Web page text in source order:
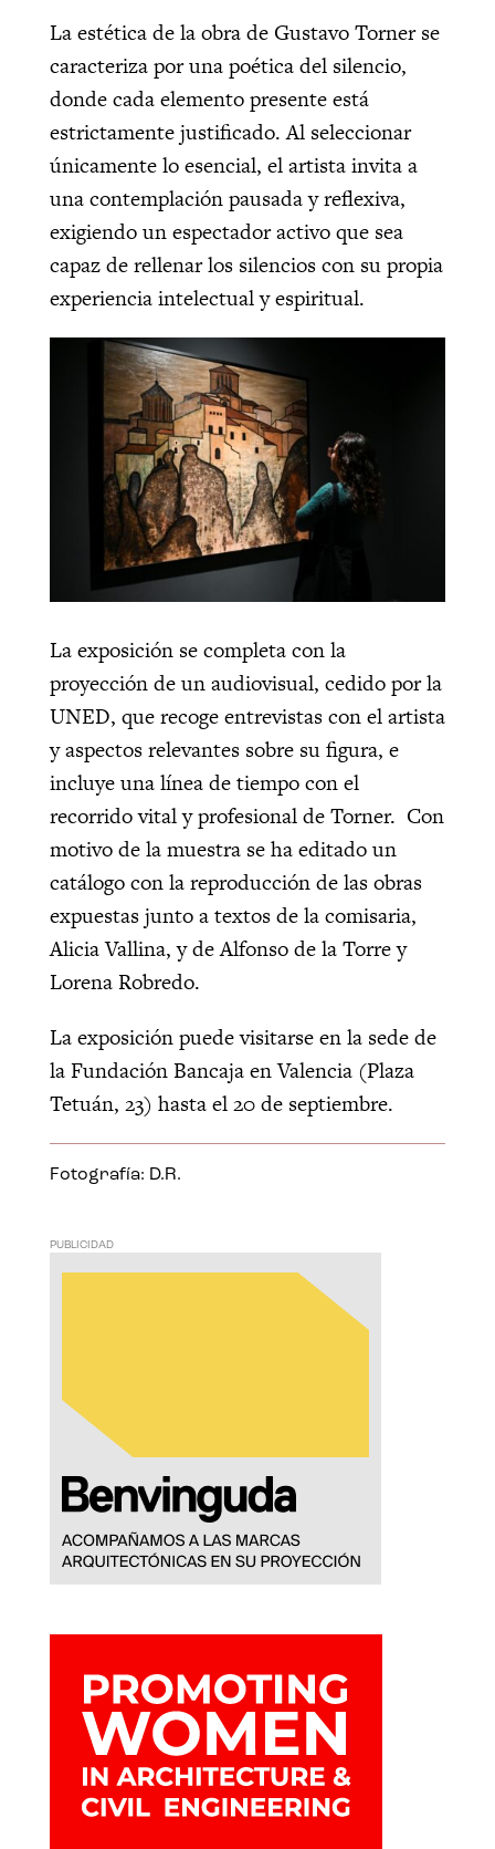
La estética de la obra de Gustavo Torner se
caracteriza por una poética del silencio,
donde cada elemento presente está
estrictamente justificado. Al seleccionar
únicamente lo esencial, el artista invita a
una contemplación pausada y reflexiva,
exigiendo un espectador activo que sea
capaz de rellenar los silencios con su propia
experiencia intelectual y espiritual.
La exposición se completa con la
proyección de un audiovisual, cedido por la
UNED, que recoge entrevistas con el artista
y aspectos relevantes sobre su figura, e
incluye una línea de tiempo con el
recorrido vital y profesional de Torner. Con
motivo de la muestra se ha editado un
catálogo con la reproducción de las obras
expuestas junto a textos de la comisaria,
Alicia Vallina, y de Alfonso de la Torre y
Lorena Robredo.
La exposición puede visitarse en la sede de
la Fundación Bancaja en Valencia (Plaza
Tetuán, 23) hasta el 20 de septiembre.
Fotografía: D.R.
PUBLICIDAD